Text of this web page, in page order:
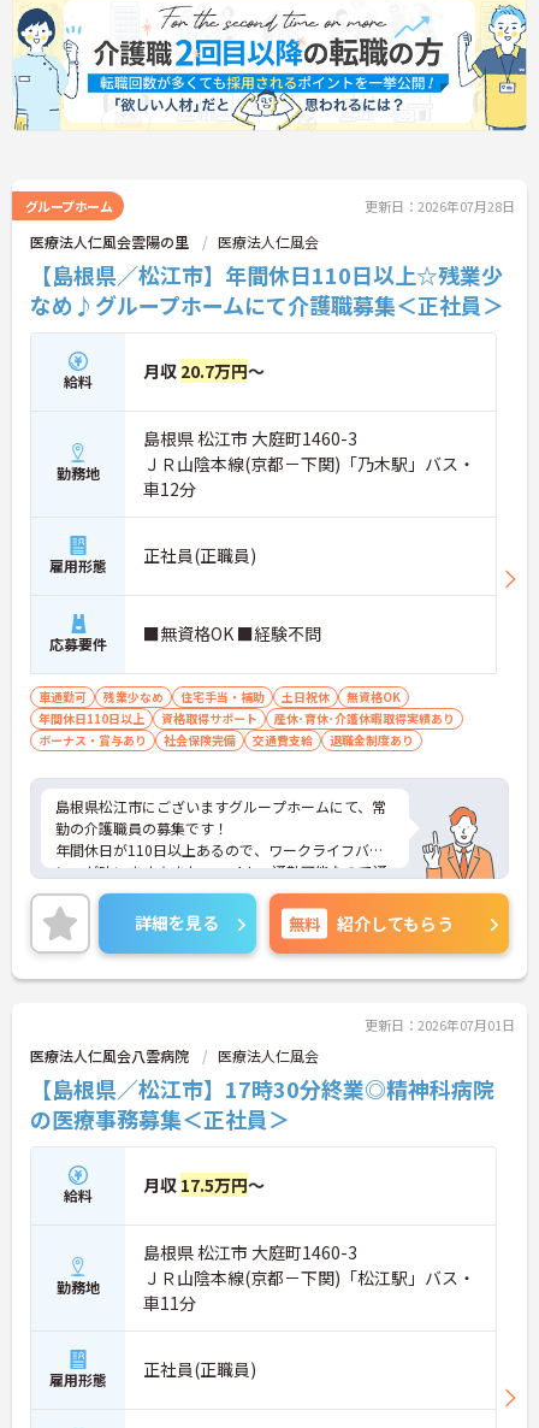
グループホーム 更新日：2026年07月28日
医療法人仁風会雲陽の里 医療法人仁風会
【島根県／松江市】年間休日110日以上☆残業少
なめ♪グループホームにて介護職募集＜正社員＞
給料 月収 20.7万円～
勤務地
島根県 松江市 大庭町1460-3
ＪＲ山陰本線(京都－下関)「乃木駅」バス・
車12分
雇用形態 正社員(正職員)
応募要件 ■無資格OK ■経験不問
車通勤可 残業少なめ 住宅手当・補助 土日祝休
無資格OK
年間休日110日以上
資格取得サポート
産休･育休･介護休暇取得実績あり
ボーナス・賞与あり
社会保険完備 交通費支給 退職金制度あり
島根県松江市にございますグループホームにて、常
勤の介護職員の募集です！
年間休日が110日以上あるので、ワークライフバラ
ンスが叶います☆また、マイカー通勤可能なので通
勤らくらくです◎
ご興味がありましたら、詳細をお伝えしますので、
お気軽にお問い合わせください！
詳細を見る 無料 紹介してもらう
更新日：2026年07月01日
医療法人仁風会八雲病院 医療法人仁風会
【島根県／松江市】17時30分終業◎精神科病院
の医療事務募集＜正社員＞
給料 月収 17.5万円～
勤務地
島根県 松江市 大庭町1460-3
ＪＲ山陰本線(京都－下関)「松江駅」バス・
車11分
雇用形態 正社員(正職員)